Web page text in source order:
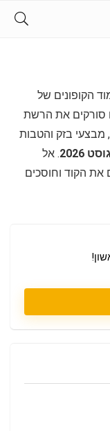
הקופונים של
סורקים את הרשת
מבצעי בזק והטבות
. אל
הקוד וחוסכים